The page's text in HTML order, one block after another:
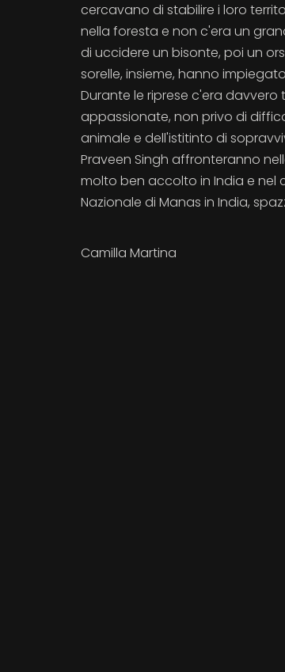
cercavano di stabilire i loro
nella foresta e non c'era un
di uccidere un bisonte, poi un
sorelle, insieme, hanno
Durante le riprese c'era
appassionate, non privo di
animale e dell'istitinto di
Praveen Singh affronteranno
molto ben accolto in India e nel
Nazionale di Manas in India,
Camilla Martina